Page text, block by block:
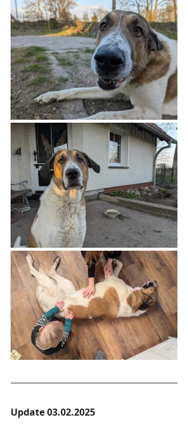
Update 03.02.2025